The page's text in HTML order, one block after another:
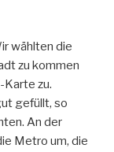
wählten die
zu kommen
Karte zu.
gefüllt, so
An der
Metro um, die